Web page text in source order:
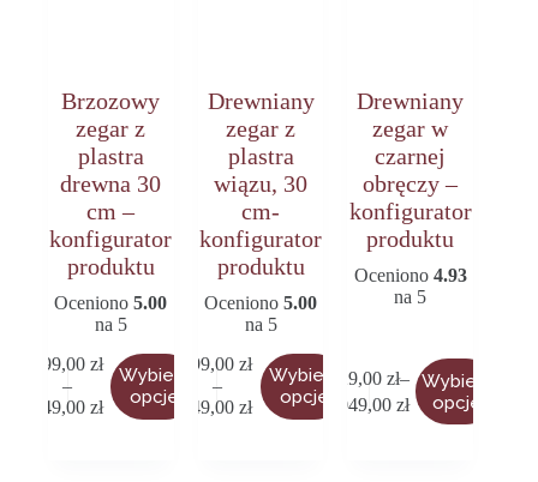
Brzozowy
zegar z
plastra
drewna 30
cm –
konfigurator
produktu
Oceniono5.00
na 5
299,00 zł
–
349,00 zł
Zakres
cen:
Wybierz
opcje
Ten
produkt
ma
Drewniany
zegar z
plastra
wiązu, 30
cm-
konfigurator
produktu
Oceniono5.00
na 5
299,00zł
–
349,00zł
Zakres
cen:
Wybierz
opcje
Ten
produkt
ma
Drewniany
zegar w
czarnej
obręczy –
konfigurator
produktu
Oceniono 4.93
na 5
629,00zł–
1049,00zł
Zakres
Wybierz
opcje
Ten
produkt